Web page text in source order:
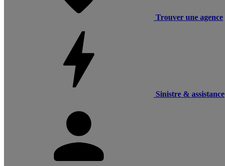
Trouver une agence
Sinistre & assistance